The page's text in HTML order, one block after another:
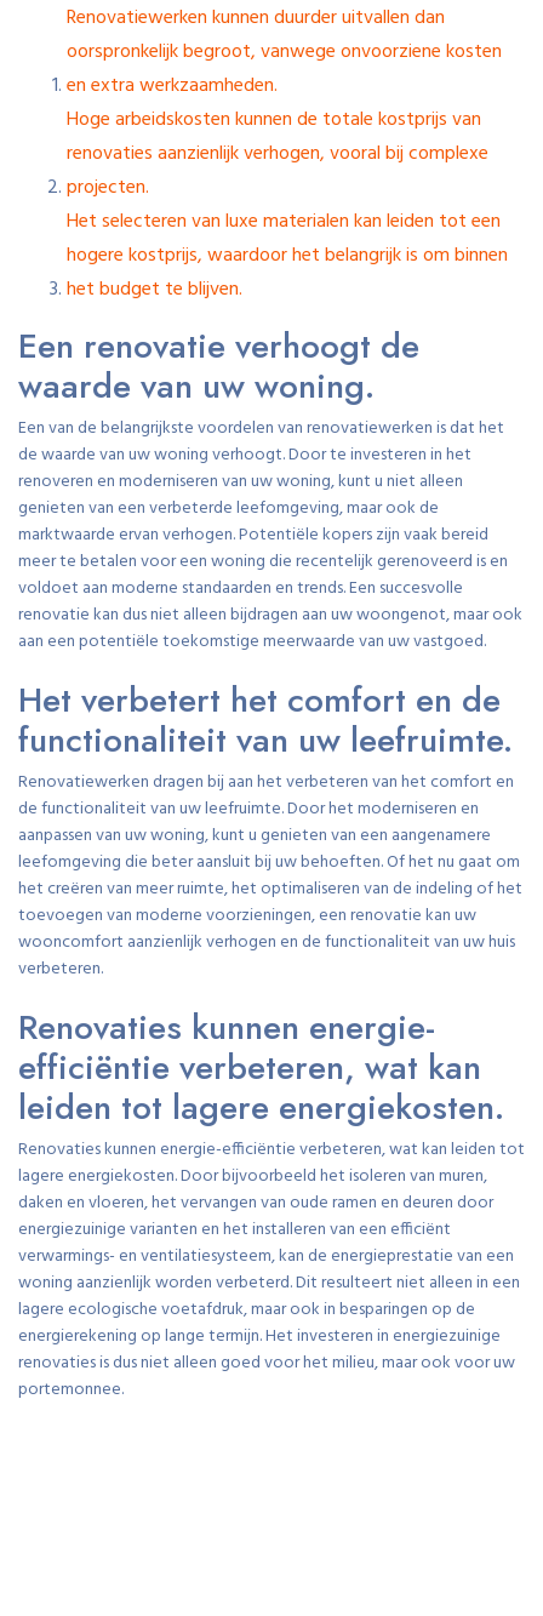
Renovatiewerken kunnen duurder uitvallen dan
oorspronkelijk begroot, vanwege onvoorziene kosten
en extra werkzaamheden.
Hoge arbeidskosten kunnen de totale kostprijs van
renovaties aanzienlijk verhogen, vooral bij complexe
projecten.
Het selecteren van luxe materialen kan leiden tot een
hogere kostprijs, waardoor het belangrijk is om binnen
het budget te blijven.
Een renovatie verhoogt de
waarde van uw woning.
Een van de belangrijkste voordelen van renovatiewerken is dat het
de waarde van uw woning verhoogt. Door te investeren in het
renoveren en moderniseren van uw woning, kunt u niet alleen
genieten van een verbeterde leefomgeving, maar ook de
marktwaarde ervan verhogen. Potentiële kopers zijn vaak bereid
meer te betalen voor een woning die recentelijk gerenoveerd is en
voldoet aan moderne standaarden en trends. Een succesvolle
renovatie kan dus niet alleen bijdragen aan uw woongenot, maar ook
aan een potentiële toekomstige meerwaarde van uw vastgoed.
Het verbetert het comfort en de
functionaliteit van uw leefruimte.
Renovatiewerken dragen bij aan het verbeteren van het comfort en
de functionaliteit van uw leefruimte. Door het moderniseren en
aanpassen van uw woning, kunt u genieten van een aangenamere
leefomgeving die beter aansluit bij uw behoeften. Of het nu gaat om
het creëren van meer ruimte, het optimaliseren van de indeling of het
toevoegen van moderne voorzieningen, een renovatie kan uw
wooncomfort aanzienlijk verhogen en de functionaliteit van uw huis
verbeteren.
Renovaties kunnen energie-
efficiëntie verbeteren, wat kan
leiden tot lagere energiekosten.
Renovaties kunnen energie-efficiëntie verbeteren, wat kan leiden tot
lagere energiekosten. Door bijvoorbeeld het isoleren van muren,
daken en vloeren, het vervangen van oude ramen en deuren door
energiezuinige varianten en het installeren van een efficiënt
verwarmings- en ventilatiesysteem, kan de energieprestatie van een
woning aanzienlijk worden verbeterd. Dit resulteert niet alleen in een
lagere ecologische voetafdruk, maar ook in besparingen op de
energierekening op lange termijn. Het investeren in energiezuinige
renovaties is dus niet alleen goed voor het milieu, maar ook voor uw
portemonnee.